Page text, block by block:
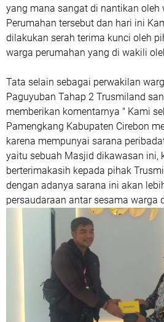
yang mana sangat di nantikan oleh
Perumahan tersebut dan hari ini
dilakukan serah terima kunci oleh
warga perumahan yang di wakili
Tata selain sebagai perwakilan
Paguyuban Tahap 2 Trusmiland
memberikan komentarnya " Kami
Pamengkang Kabupaten Cirebon
karena mempunyai sarana
yaitu sebuah Masjid dikawasan ini,
berterimakasih kepada pihak
dengan adanya sarana ini akan
persaudaraan antar sesama warga